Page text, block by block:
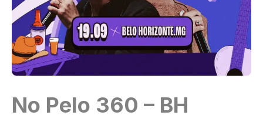
No Pelo 360 – BH